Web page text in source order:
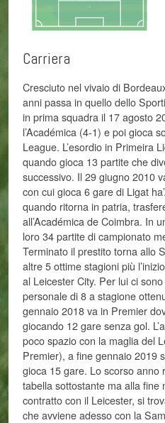
Carriera
Cresciuto nel vivaio di
anni passa in quello dello
in prima squadra il 17 agosto
l’Académica (4-1) e poi gioca
League. L’esordio in Primeira
quando gioca 13 partite che
successivo. Il 29 giugno 2010
con cui gioca 6 gare di Ligat
quando ritorna in patria,
all’Académica de Coimbra. In
loro 34 partite di campionato
Terminato il prestito torna allo
altre 5 ottime stagioni più
al Leicester City. Per lui ci
personale di 8 a stagione
gennaio 2018 va in Premier
giocando 12 gare senza gol.
poco spazio con la maglia del
Premier), a fine gennaio 2019
gioca 15 gare. Lo scorso anno
tabella sottostante ma alla fine
contratto con il Leicester, si
che avviene adesso con la